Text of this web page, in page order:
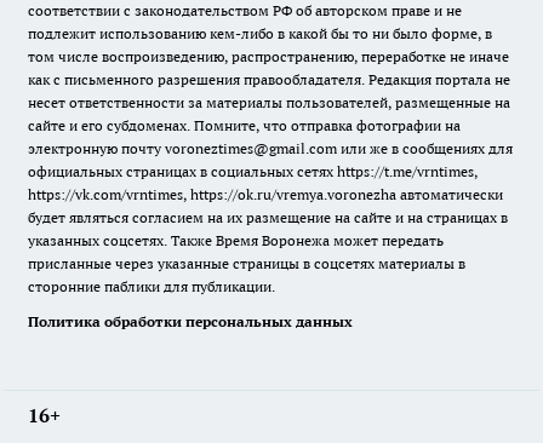
соответствии с законодательством РФ об авторском праве и не
подлежит использованию кем-либо в какой бы то ни было форме, в
том числе воспроизведению, распространению, переработке не иначе
как с письменного разрешения правообладателя. Редакция портала не
несет ответственности за материалы пользователей, размещенные на
сайте и его субдоменах. Помните, что отправка фотографии на
электронную почту voroneztimes@gmail.com или же в сообщениях для
официальных страницах в социальных сетях https://t.me/vrntimes,
https://vk.com/vrntimes, https://ok.ru/vremya.voronezha автоматически
будет являться согласием на их размещение на сайте и на страницах в
указанных соцсетях. Также Время Воронежа может передать
присланные через указанные страницы в соцсетях материалы в
сторонние паблики для публикации.
Политика обработки персональных данных
16+